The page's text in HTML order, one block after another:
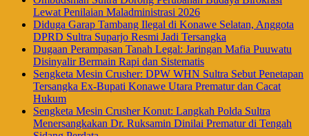
Lewat Penilaian Maladministrasi 2026
Diduga Garap Tambang Ilegal di Konawe Selatan, Anggota
DPRD Sultra Suparjo Resmi Jadi Tersangka
Dugaan Perampasan Tanah Legal: Jaringan Mafia Puuwatu
Disinyalir Bermain Rapi dan Sistematis
Sengketa Mesin Crusher: DPW WHN Sultra Sebut Penetapan
Tersangka Ex-Bupati Konawe Utara Prematur dan Cacat
Hukum
Sengketa Mesin Crusher Konut: Langkah Polda Sultra
Menersangkakan Dr. Ruksamin Dinilai Prematur di Tengah